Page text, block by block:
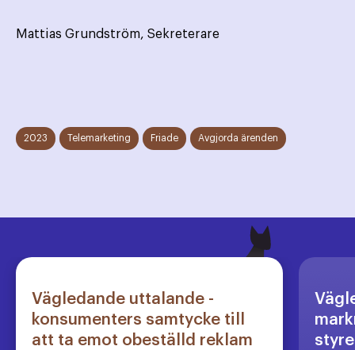
Mattias Grundström, Sekreterare
2023 Telemarketing Friade Avgjorda ärenden
Vägledande uttalande -
konsumenters samtycke till
att ta emot obeställd reklam